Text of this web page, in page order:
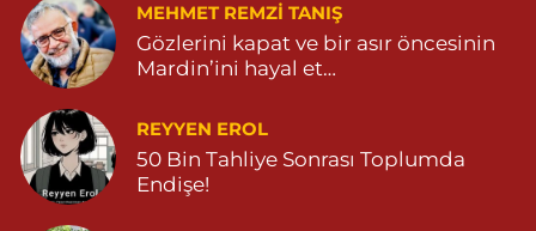
MEHMET REMZI TANIŞ
Gözlerini kapat ve bir asır öncesinin
Mardin’ini hayal et…
REYYEN EROL
50 Bin Tahliye Sonrası Toplumda
Endişe!